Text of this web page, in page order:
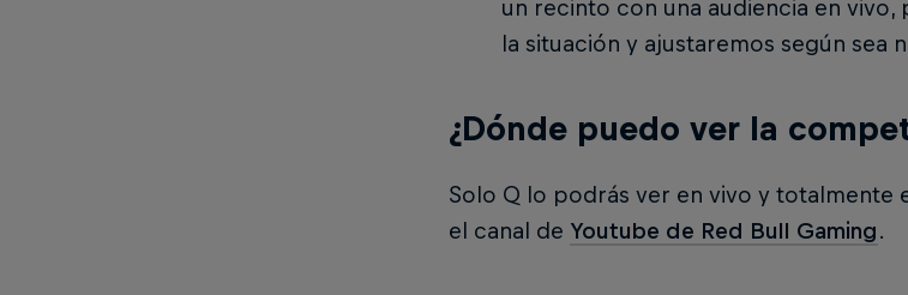
un recinto con una audiencia en
la situación y ajustaremos según sea
¿Dónde puedo ver la
Solo Q lo podrás ver en vivo y totalmente
el canal de Youtube de Red Bull Gaming.